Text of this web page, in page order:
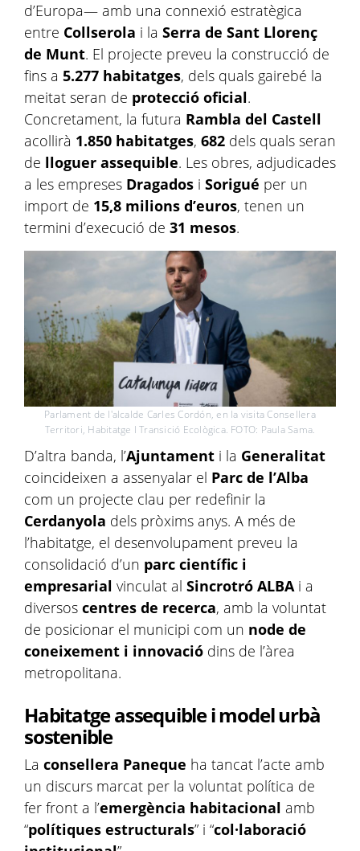
d’Europa— amb una connexió estratègica
entre Collserola i la Serra de Sant Llorenç
de Munt. El projecte preveu la construcció de
fins a 5.277 habitatges, dels quals gairebé la
meitat seran de protecció oficial.
Concretament, la futura Rambla del Castell
acollirà 1.850 habitatges, 682 dels quals seran
de lloguer assequible. Les obres, adjudicades
a les empreses Dragados i Sorigué per un
import de 15,8 milions d’euros, tenen un
termini d’execució de 31 mesos.
Parlament de l'alcalde Carles Cordón, en la visita Consellera
Territori, Habitatge I Transició Ecològica. FOTO: Paula Sama.
D’altra banda, l’Ajuntament i la Generalitat
coincideixen a assenyalar el Parc de l’Alba
com un projecte clau per redefinir la
Cerdanyola dels pròxims anys. A més de
l’habitatge, el desenvolupament preveu la
consolidació d’un parc científic i
empresarial vinculat al Sincrotró ALBAi a
diversos centres de recerca, amb la voluntat
de posicionar el municipi com un node de
coneixement i innovació dins de l’àrea
metropolitana.
Habitatge assequible i model urbà
sostenible
La consellera Paneque ha tancat l’acte amb
un discurs marcat per la voluntat política de
fer front a l’emergència habitacional amb
“polítiques estructurals” i “col·laboració